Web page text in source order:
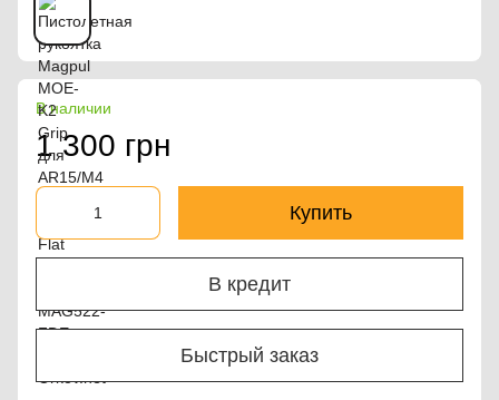
В наличии
1 300 грн
Купить
В кредит
Быстрый заказ